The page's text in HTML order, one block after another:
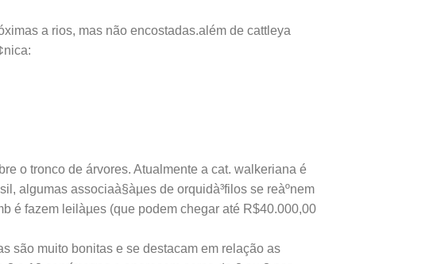
a rios, mas não encostadas.além de cattleya
o tronco de árvores. Atualmente a cat. walkeriana é
algumas associaà§àµes de orquidà³filos se reàºnem
é fazem leilàµes (que podem chegar até R$40.000,00
são muito bonitas e se destacam em relação as